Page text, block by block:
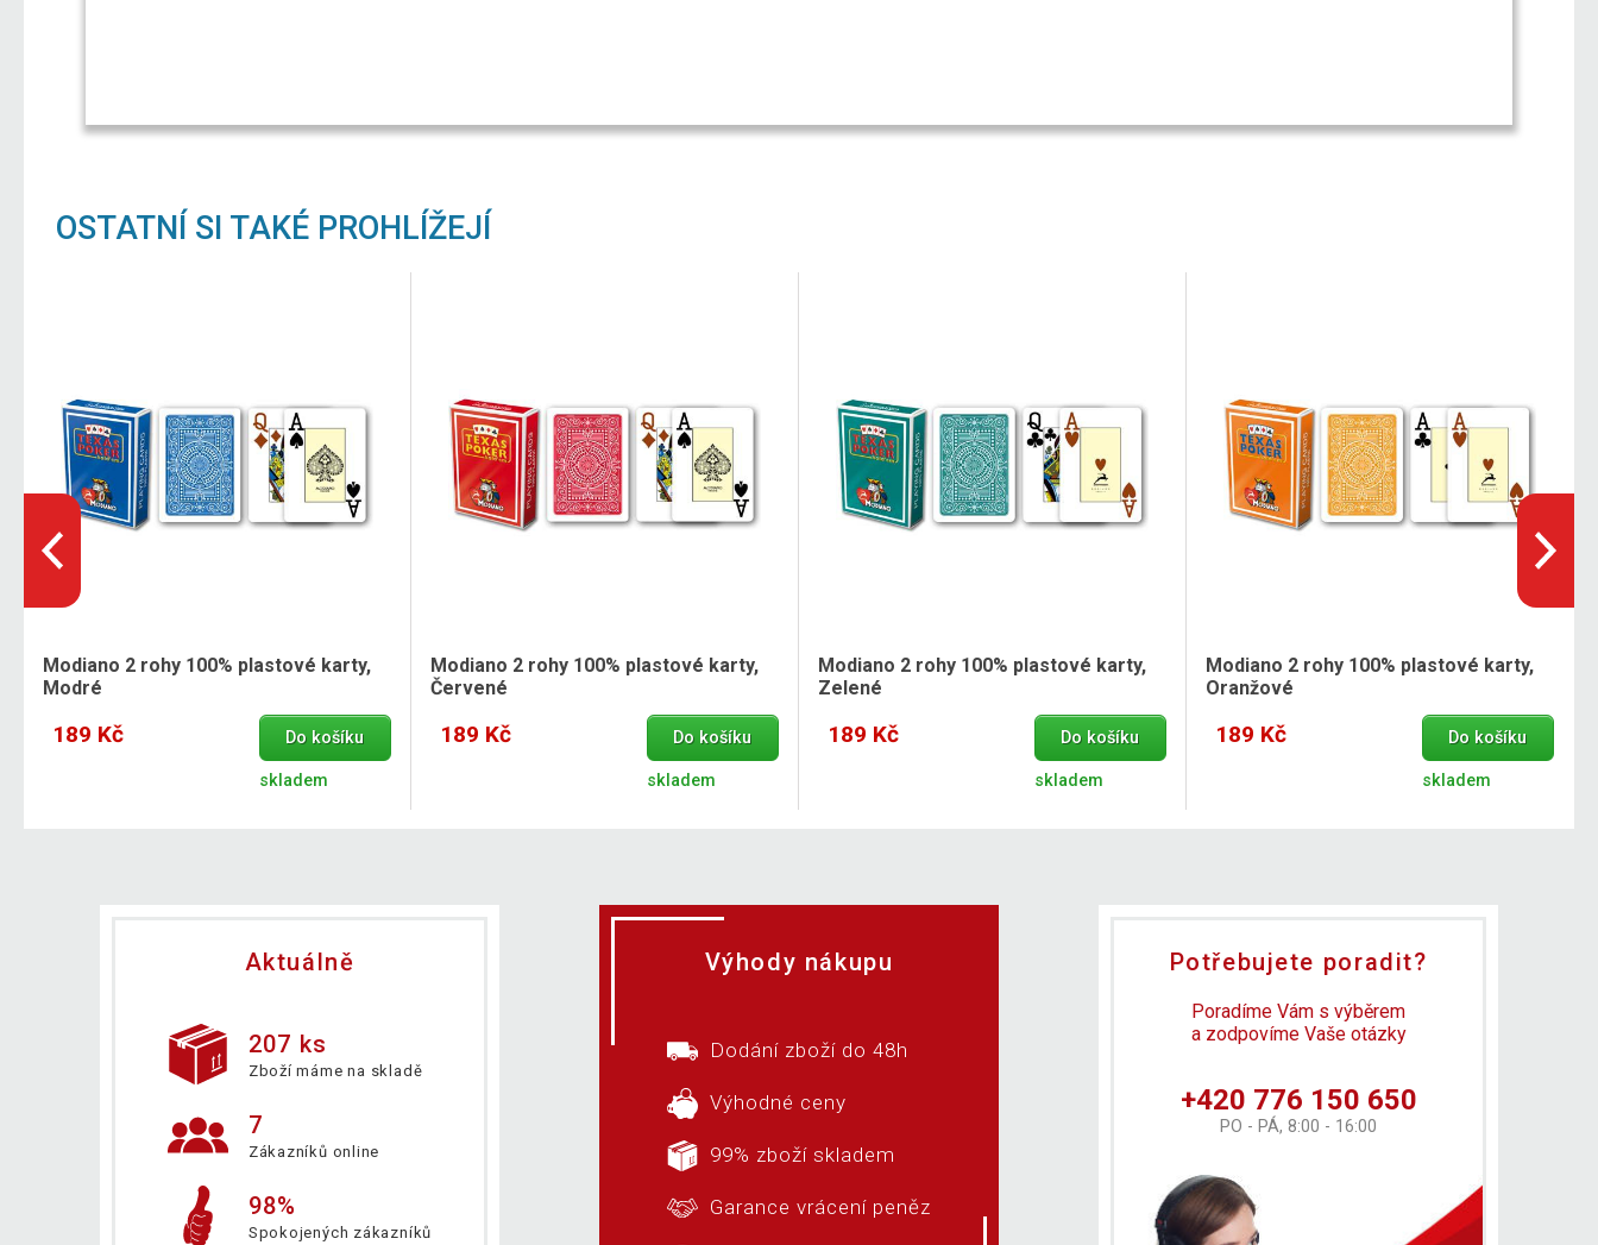
OSTATNÍ SI TAKÉ PROHLÍŽEJÍ
Modiano 2 rohy 100% plastové karty,
Modré
189 Kč Do košíku
skladem
Modiano 2 rohy 100% plastové karty,
Červené
189 Kč Do košíku
skladem
Modiano 2 rohy 100% plastové karty,
Zelené
189 Kč Do košíku
skladem
Modiano 2 rohy 100% plastové karty,
Oranžové
189 Kč Do košíku
skladem
Aktuálně
207 ks
Zboží máme na skladě
7
Zákazníků online
98%
Spokojených zákazníků
Výhody nákupu
Dodání zboží do 48h
Výhodné ceny
99% zboží skladem
Garance vrácení peněz
Potřebujete poradit?
Poradíme Vám s výběrem
a zodpovíme Vaše otázky
+420 776 150 650
PO - PÁ, 8:00 - 16:00